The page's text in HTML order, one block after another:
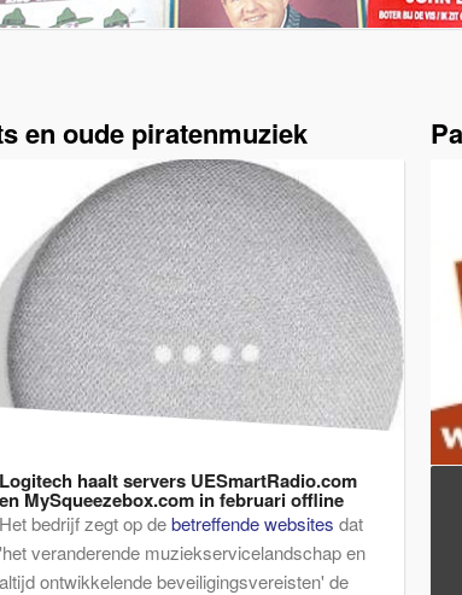
en oude piratenmuziek
Logitech haalt servers UESmartRadio.com
en MySqueezebox.com in februari offline
Het bedrijf zegt op debetreffende websites dat
'het veranderende muziekservicelandschap en
altijd ontwikkelende beveiligingsvereisten' de